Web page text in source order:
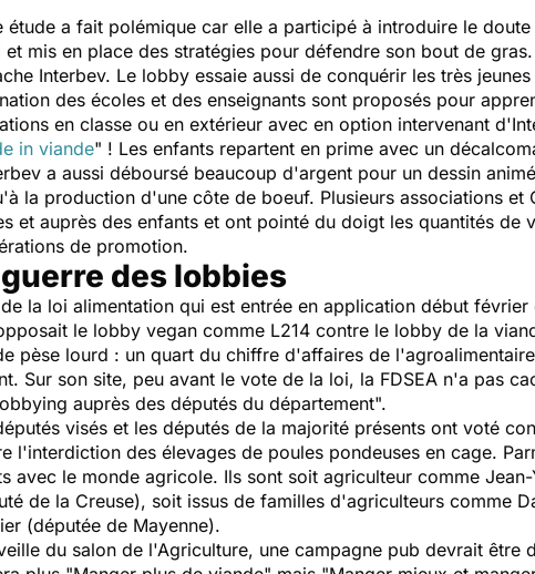
étude a fait polémique car elle a participé à introduire le
et mis en place des stratégies pour défendre son bout de
Interbev. Le lobby essaie aussi de conquérir les très
des écoles et des enseignants sont proposés pour
en classe ou en extérieur avec en option intervenant
in viande" ! Les enfants repartent en prime avec un
a aussi déboursé beaucoup d'argent pour un dessin
la production d'une côte de boeuf. Plusieurs associations
et auprès des enfants et ont pointé du doigt les quantités de
de promotion.
des lobbies
la loi alimentation qui est entrée en application début
le lobby vegan comme L214 contre le lobby de la
pèse lourd : un quart du chiffre d'affaires de
Sur son site, peu avant le vote de la loi, la FDSEA n'a pas
auprès des députés du département".
visés et les députés de la majorité présents ont voté
l'interdiction des élevages de poules pondeuses en cage.
avec le monde agricole. Ils sont soit agriculteur comme
de la Creuse), soit issus de familles d'agriculteurs comme
(députée de Mayenne).
du salon de l'Agriculture, une campagne pub devrait être